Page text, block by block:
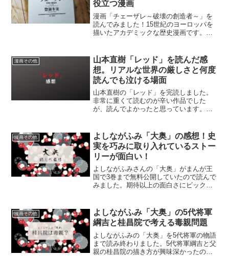
役立つ漫画
漫画「チェーザレ～破壊の創造者～」を
読んでみました！15世紀のヨーロッパを
描いたアカデミックな歴史漫画です。少
漫画その他
山本直樹「レッド」を読んだ感
想。リアルな世界の厳しさと何度
読んでも泣ける場面
山本直樹の「レッド」を完読しました。
非常に重くて読むのが辛い作品でした
が、読んでよかったと思っています。い
漫画その他
よしながふみ「大奥」の感想！史
実を巧みに取り入れているストー
リーが面白い！
よしながふみさんの「大奥」がまんが王
国で3巻まで無料公開していたので読んで
みました。期待以上の面白さにビックリ
漫画その他
よしながふみ「大奥」の5代将軍
綱吉と桂昌院で考える毒親問題
よしながふみの「大奥」を5代将軍の物語
まで読み終わりました。5代将軍綱吉と父
親の桂昌院の描き方が興味深かったの